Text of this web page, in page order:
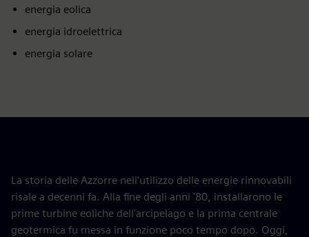
energia eolica
energia idroelettrica
energia solare
La storia delle Azzorre nell'utilizzo delle energie rinnovabili
risale a decenni fa. Alla fine degli anni '80, installarono le
prime turbine eoliche dell'arcipelago e la prima centrale
geotermica fu messa in funzione poco tempo dopo. Oggi,